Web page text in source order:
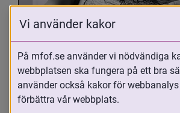
Oavsett om du är adopterad,
adoptivförälder eller arbetar
Vi använder kakor
På mfof.se använder vi nödvändiga
webbplatsen ska fungera på ett bra
använder också kakor för
förbättra vår webbplats.